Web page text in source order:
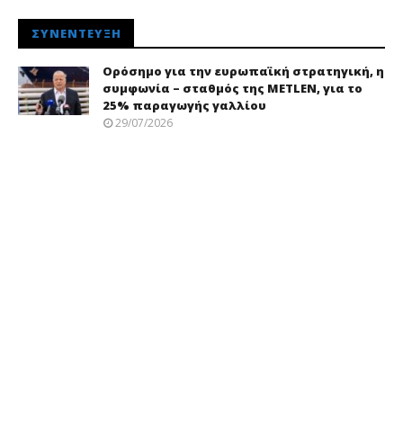
ΣΥΝΈΝΤΕΥΞΗ
Ορόσημο για την ευρωπαϊκή στρατηγική, η
συμφωνία – σταθμός της METLEN, για το
25% παραγωγής γαλλίου
29/07/2026